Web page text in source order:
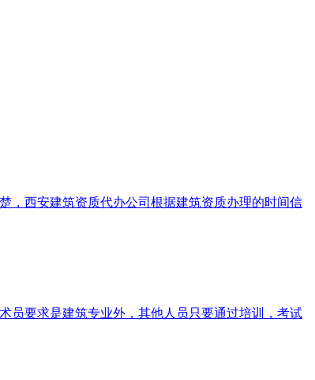
，西安建筑资质代办公司根据建筑资质办理的时间信
员要求是建筑专业外，其他人员只要通过培训，考试